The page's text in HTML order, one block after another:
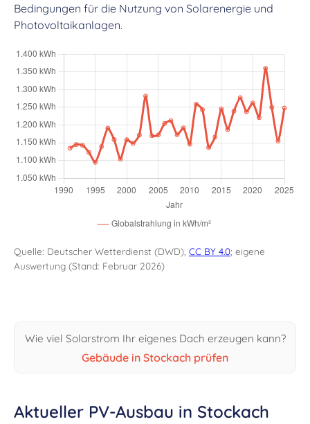
Bedingungen für die Nutzung von Solarenergie und
Photovoltaikanlagen.
Quelle: Deutscher Wetterdienst (DWD), CC BY 4.0; eigene
Auswertung (Stand: Februar 2026)
Wie viel Solarstrom Ihr eigenes Dach erzeugen kann?
Gebäude in Stockach prüfen
Aktueller PV-Ausbau in Stockach